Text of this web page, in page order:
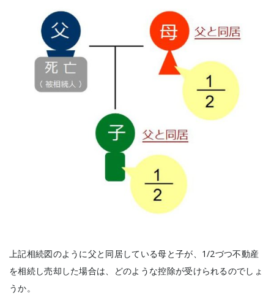
上記相続図のように父と同居している母と子が、1/2づつ不動産
を相続し売却した場合は、どのような控除が受けられるのでしょ
うか。